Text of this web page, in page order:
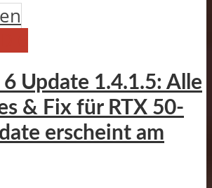
Update 1.4.1.5: Alle
& Fix für RTX 50-
erscheint am